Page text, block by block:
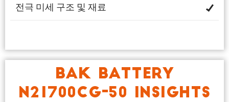
전극 미세 구조 및 재료
BAK BATTERY
N21700CG-50 INSIGHTS